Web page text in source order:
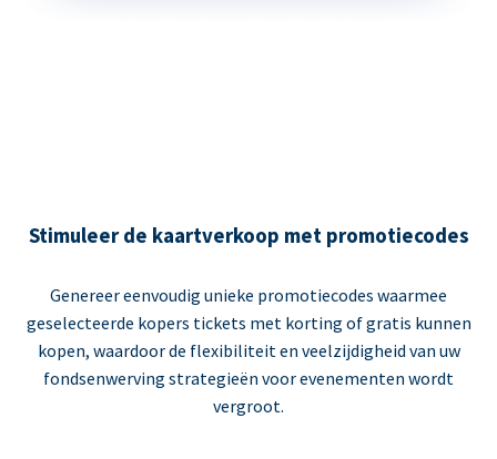
Stimuleer de kaartverkoop met promotiecodes
Genereer eenvoudig unieke promotiecodes waarmee
geselecteerde kopers tickets met korting of gratis kunnen
kopen, waardoor de flexibiliteit en veelzijdigheid van uw
fondsenwerving strategieën voor evenementen wordt
vergroot.